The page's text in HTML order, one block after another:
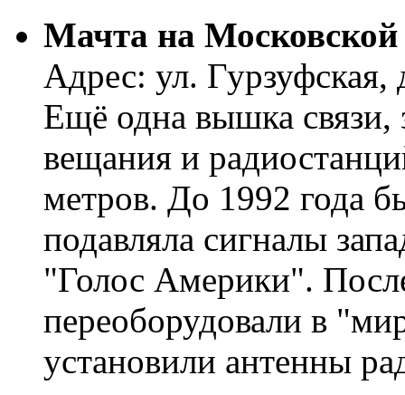
Мачта на Московской
Адрес: ул. Гурзуфская,
Ещё одна вышка связи,
вещания и
метров. До 1992 года
подавляла сигналы
"Голос Америки".
переоборудовали в
установили антенны